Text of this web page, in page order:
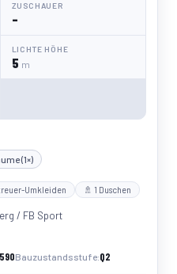
ZUSCHAUER
–
LICHTE HÖHE
5 m
(1×)
Umkleiden 🚿 1 Duschen
/ FB Sport
Bauzustandsstufe Q2